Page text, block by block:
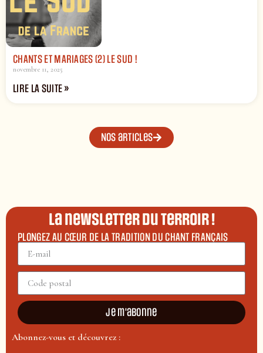
CHANTS ET MARIAGES (2) LE SUD !
novembre 11, 2025
LIRE LA SUITE »
Nos articles
La newsletter du terroir !
PLONGEZ AU CŒUR DE LA TRADITION DU CHANT FRANÇAIS
Je m'abonne
Abonnez-vous et découvrez :